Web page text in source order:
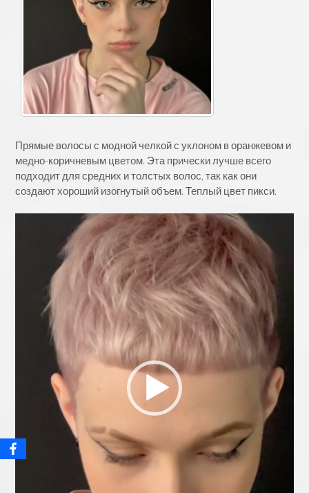
Прямые волосы с модной челкой с уклоном в оранжевом и
медно-коричневым цветом. Эта прически лучше всего
подходит для средних и толстых волос, так как они
создают хороший изогнутый объем. Теплый цвет пикси.